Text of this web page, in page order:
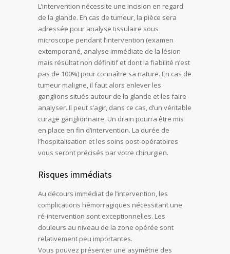
L’intervention nécessite une incision en regard
de la glande. En cas de tumeur, la pièce sera
adressée pour analyse tissulaire sous
microscope pendant l’intervention (examen
extemporané, analyse immédiate de la lésion
mais résultat non définitif et dont la fiabilité n’est
pas de 100%) pour connaître sa nature. En cas de
tumeur maligne, il faut alors enlever les
ganglions situés autour de la glande et les faire
analyser. Il peut s’agir, dans ce cas, d’un véritable
curage ganglionnaire. Un drain pourra être mis
en place en fin d’intervention. La durée de
l’hospitalisation et les soins post-opératoires
vous seront précisés par votre chirurgien.
Risques immédiats
Au décours immédiat de l’intervention, les
complications hémorragiques nécessitant une
ré-intervention sont exceptionnelles. Les
douleurs au niveau de la zone opérée sont
relativement peu importantes.
Vous pouvez présenter une asymétrie des